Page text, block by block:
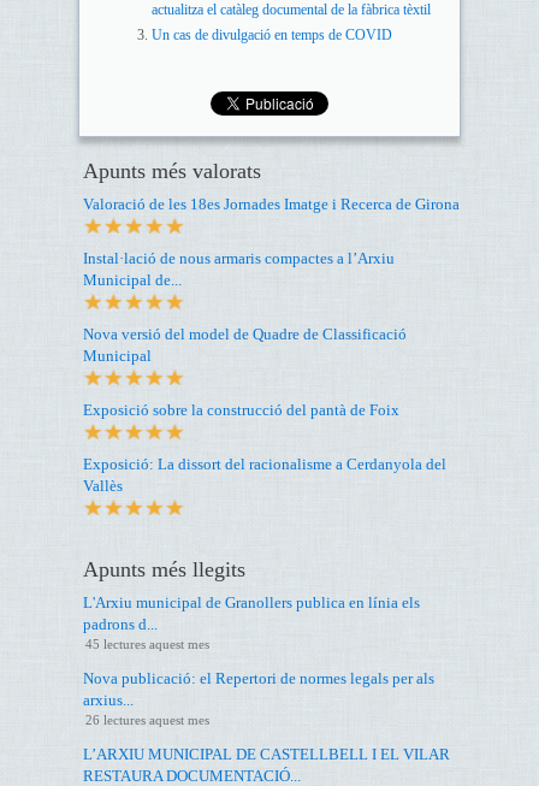
actualitza el catàleg documental de la fàbrica tèxtil
Un cas de divulgació en temps de COVID
Apunts més valorats
Valoració de les 18es Jornades Imatge i Recerca de Girona
Instal·lació de nous armaris compactes a l’Arxiu
Municipal de...
Nova versió del model de Quadre de Classificació
Municipal
Exposició sobre la construcció del pantà de Foix
Exposició: La dissort del racionalisme a Cerdanyola del
Vallès
Apunts més llegits
L'Arxiu municipal de Granollers publica en línia els
padrons d...
45 lectures aquest mes
Nova publicació: el Repertori de normes legals per als
arxius...
26 lectures aquest mes
L’ARXIU MUNICIPAL DE CASTELLBELL I EL VILAR
RESTAURA DOCUMENTACIÓ...